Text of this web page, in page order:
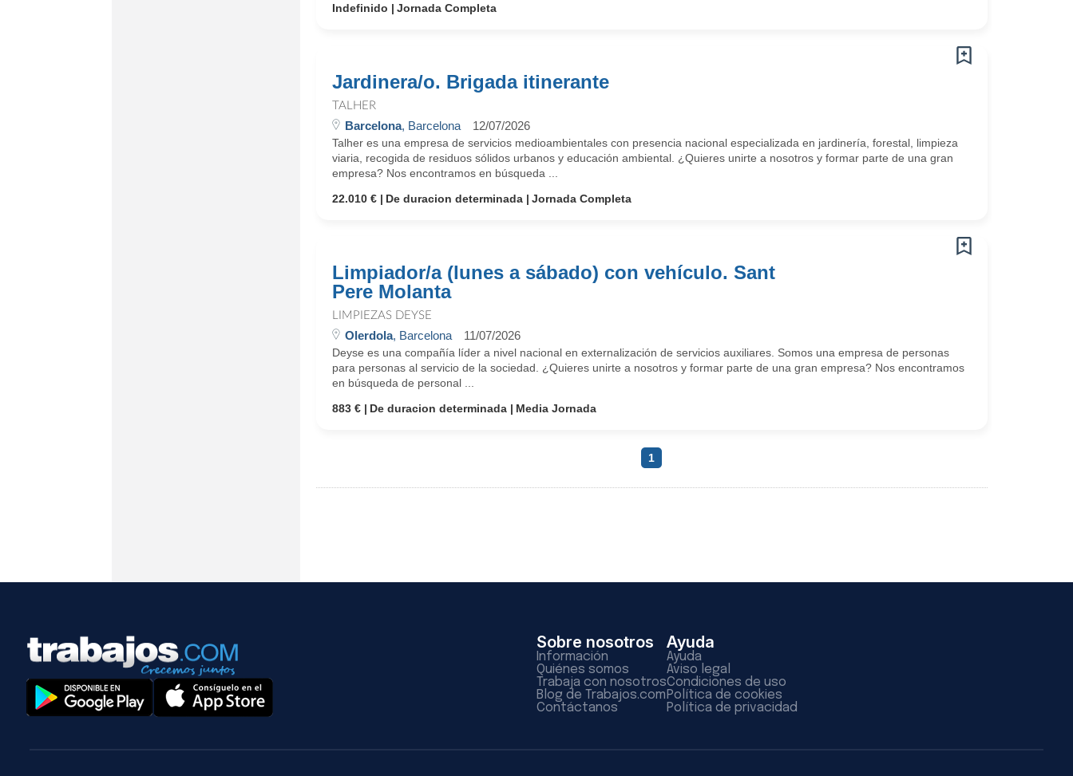
Indefinido
Jornada Completa
Jardinera/o. Brigada itinerante
TALHER
Barcelona, Barcelona 12/07/2026
Talher es una empresa de servicios medioambientales con presencia nacional especializada en jardinería, forestal, limpieza
viaria, recogida de residuos sólidos urbanos y educación ambiental. ¿Quieres unirte a nosotros y formar parte de una gran
empresa? Nos encontramos en búsqueda ...
22.010 €
De duracion determinada Jornada Completa
Limpiador/a (lunes a sábado) con vehículo. Sant
Pere Molanta
LIMPIEZAS DEYSE
Olerdola, Barcelona 11/07/2026
Deyse es una compañía líder a nivel nacional en externalización de servicios auxiliares. Somos una empresa de personas
para personas al servicio de la sociedad. ¿Quieres unirte a nosotros y formar parte de una gran empresa? Nos encontramos
en búsqueda de personal ...
883 €
De duracion determinada Media Jornada
1
Sobre nosotros
Información
Quiénes somos
Trabaja con nosotros
Blog de Trabajos.com
Contáctanos
Ayuda
Ayuda
Aviso legal
Condiciones de uso
Política de cookies
Política de privacidad